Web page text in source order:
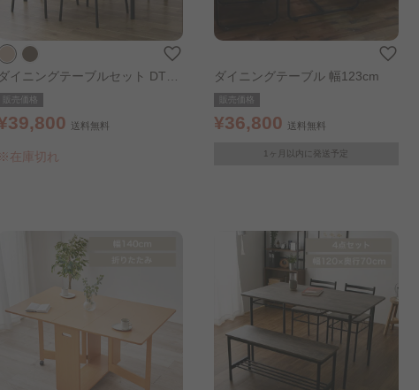
ダイニングテーブルセット DTS-
ナチュラル
販売価格
送料無料
※在庫切れ
ダイニングテーブル 幅123cm
販売価格
¥36,800 送料無料
1ヶ月以内に発送予定